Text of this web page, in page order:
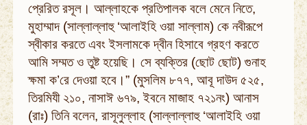
প্রেরিত রসূল। আল্লাহকে প্রতিপালক বলে মেনে নিতে,
মুহাম্মাদ (সাল্লাল্লাহু ‘আলাইহি ওয়া সাল্লাম) কে নবীরূপে
স্বীকার করতে এবং ইসলামকে দ্বীন হিসাবে গ্রহণ করতে
আমি সম্মত ও তুষ্ট হয়েছি। সে ব্যক্তির (ছোট ছোট) গুনাহ
ক্ষমা ক’রে দেওয়া হবে।” (মুসলিম ৮৭৭, আবূ দাউদ ৫২৫,
তিরমিযী ২১০, নাসাঈ ৬৭৯, ইবনে মাজাহ ৭২১নং) আনাস
(রাঃ) তিনি বলেন, রাসূলুল্লাহ (সাল্লাল্লাহু ‘আলাইহি ওয়া